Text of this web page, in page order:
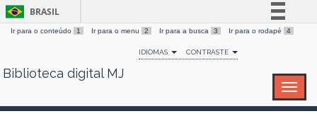
Skip
BRASIL
Simplifique!
Comunica BR
Ir para o conteúdo 1 Ir para o menu 2 Ir para a busca 3 Ir para o rodapé 4
IDIOMAS CONTRASTE
Biblioteca digital MJ